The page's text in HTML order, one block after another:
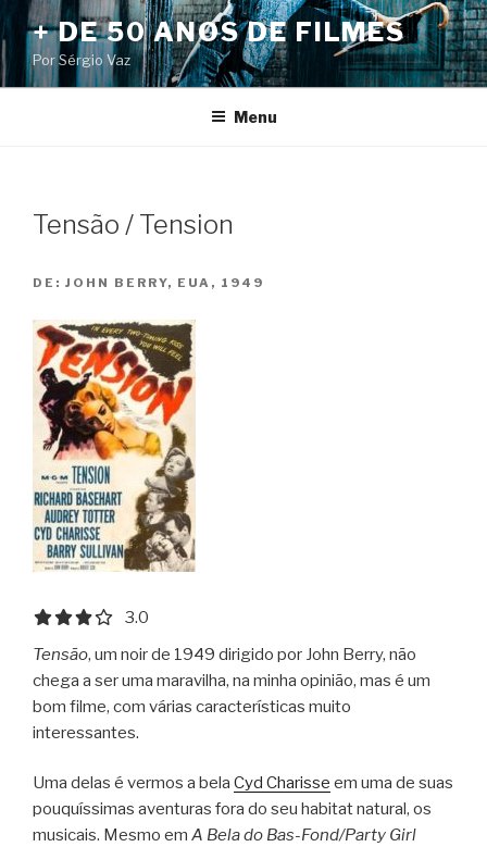
Pular
para
o
conteúdo
+ DE 50 ANOS DE FILMES
Por Sérgio Vaz
Menu
Tensão / Tension
DE: JOHN BERRY, EUA, 1949
3.0 out of 5.0 stars
3.0
Tensão, um noir de 1949 dirigido por John Berry, não
chega a ser uma maravilha, na minha opinião, mas é um
bom filme, com várias características muito
interessantes.
Uma delas é vermos a bela Cyd Charisse em uma de suas
pouquíssimas aventuras fora do seu habitat natural, os
musicais. Mesmo em A Bela do Bas-Fond/Party Girl